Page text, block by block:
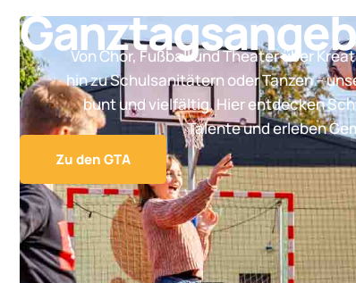
Von Chor, Fußball und Theater über
hin zu Schulsanitätern oder Tanzen –
bunt und vielfältig. Hier entdecken
Talente und erleben
Zu den GTA